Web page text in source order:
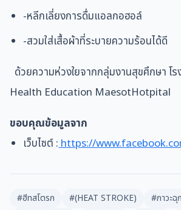
-หลีกเลี่ยงการดื่มแอลกอฮอล์
-สวมใส่เสื้อผ้าที่ระบายความร้อนได้ดี
ด้วยความห่วงใยจากกลุ่มงานสุขศึกษา โ
Health Education MaesotHotpital
ขอบคุณข้อมูลจาก
เว็บไซต์ :https://
#ฮีทสโตรก #(HEAT STROKE)
#ภาวะฉุ